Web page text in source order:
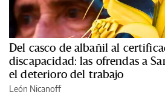
Del casco de albañil al
discapacidad: las ofrendas a
el deterioro del trabajo
León Nicanoff